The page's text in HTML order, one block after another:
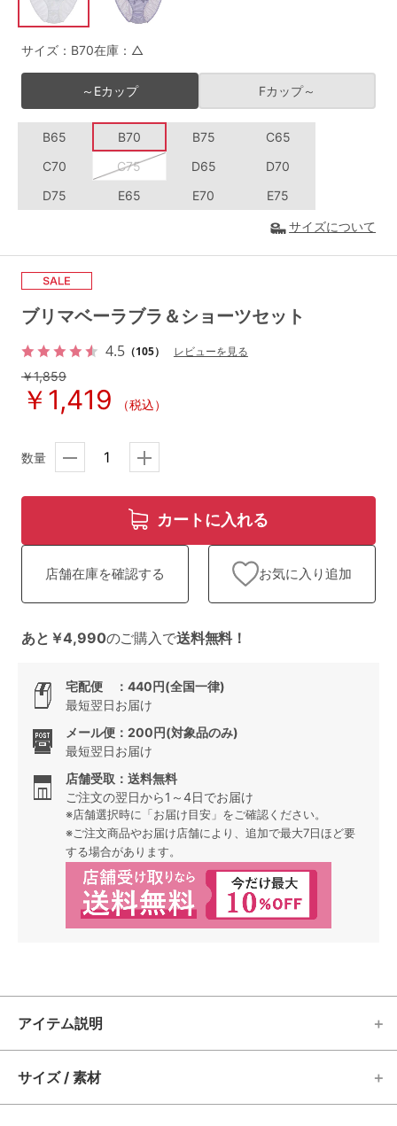
SS M
L LL
S-CD
M-AB M-EF
L-AB L-CD L-EF
LL-EF
2,000～2,999円
4,000円～
セールアイテムから探す
セールアイテム
その他から探す
新着アイテム
高評価レビューアイテム
特集ページ
ブリマベーラブラ＆ショーツセット
4.5（105）
レビューを見る
￥1,859
￥1,419 （税込）
サイズ：B70在庫：△
～Eカップ Fカップ～
B65 B70 B75
C65
C70
C75 D65
D70
D75
E65 E70 E75
サイズについて
数量
カートに入れる
店舗在庫を確認する お気に入り追加
あと￥4,990のご購入で送料無料！
宅配便 ：440円(全国一律)
最短翌日お届け
メール便：200円(対象品のみ)
最短翌日お届け
店舗受取：送料無料
ご注文の翌日から1～4日でお届け
※店舗選択時に「お届け目安」をご確認ください。
※ご注文商品やお届け店舗により、追加で最大7日ほど要
する場合があります。
アイテム説明
サイズ / 素材